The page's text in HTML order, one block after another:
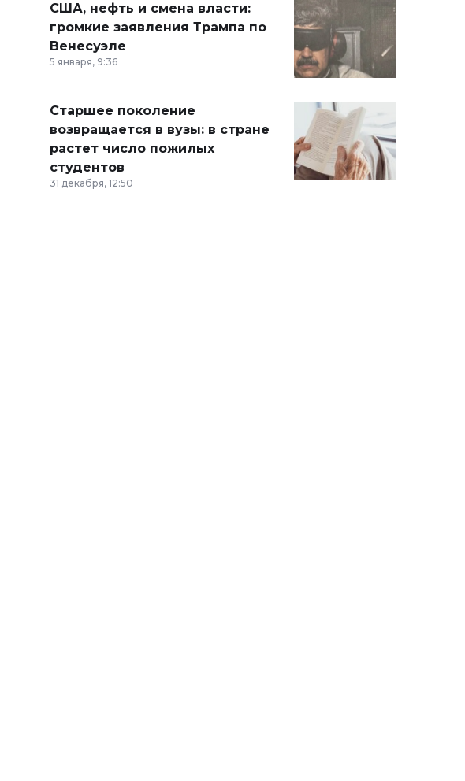
США, нефть и смена власти:
громкие заявления Трампа по
Венесуэле
5 января, 9:36
Старшее поколение
возвращается в вузы: в стране
растет число пожилых
студентов
31 декабря, 12:50